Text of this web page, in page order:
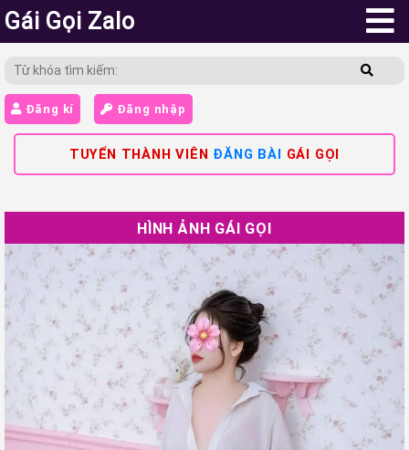
Gái Gọi Zalo
Đăng kí Đăng nhập
TUYỂN THÀNH VIÊN ĐĂNG BÀI GÁI GỌI
HÌNH ẢNH GÁI GỌI